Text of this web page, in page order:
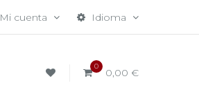
Idioma
Mi cuenta
0 0,00 €